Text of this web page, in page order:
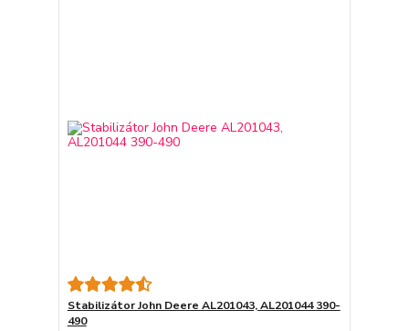
Stabilizátor John Deere AL201043, AL201044 390-
490